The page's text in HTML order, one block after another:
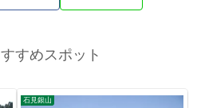
すめスポット
石見銀山